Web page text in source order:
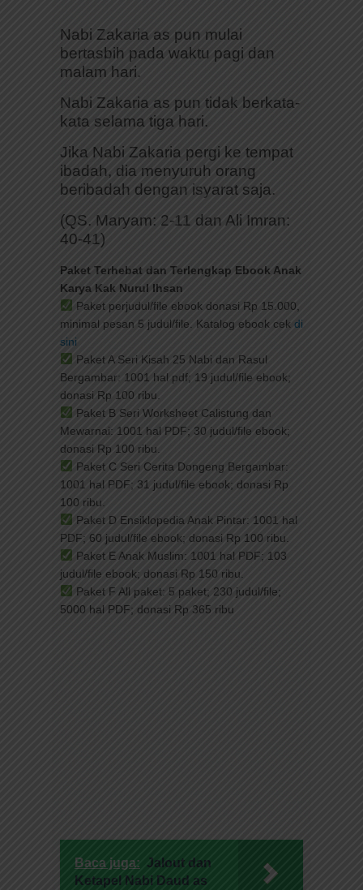
Nabi Zakaria as pun mulai
bertasbih pada waktu pagi dan
malam hari.
Nabi Zakaria as pun tidak berkata-
kata selama tiga hari.
Jika Nabi Zakaria pergi ke tempat
ibadah, dia menyuruh orang
beribadah dengan isyarat saja.
(QS. Maryam: 2-11 dan Ali Imran:
40-41)
Paket Terhebat dan Terlengkap Ebook Anak
Karya Kak Nurul Ihsan
Paket perjudul/file ebook donasi Rp 15.000,
minimal pesan 5 judul/file. Katalog ebook cek di
sini
Paket A Seri Kisah 25 Nabi dan Rasul
Bergambar: 1001 hal pdf; 19 judul/file ebook;
donasi Rp 100 ribu.
Paket B Seri Worksheet Calistung dan
Mewarnai: 1001 hal PDF; 30 judul/file ebook;
donasi Rp 100 ribu.
Paket C Seri Cerita Dongeng Bergambar:
1001 hal PDF; 31 judul/file ebook; donasi Rp
100 ribu.
Paket D Ensiklopedia Anak Pintar: 1001 hal
PDF; 60 judul/file ebook; donasi Rp 100 ribu.
Paket E Anak Muslim: 1001 hal PDF; 103
judul/file ebook; donasi Rp 150 ribu.
Paket F All paket: 5 paket; 230 judul/file;
5000 hal PDF; donasi Rp 365 ribu
Baca juga: Jalout dan
Ketapel Nabi Daud as